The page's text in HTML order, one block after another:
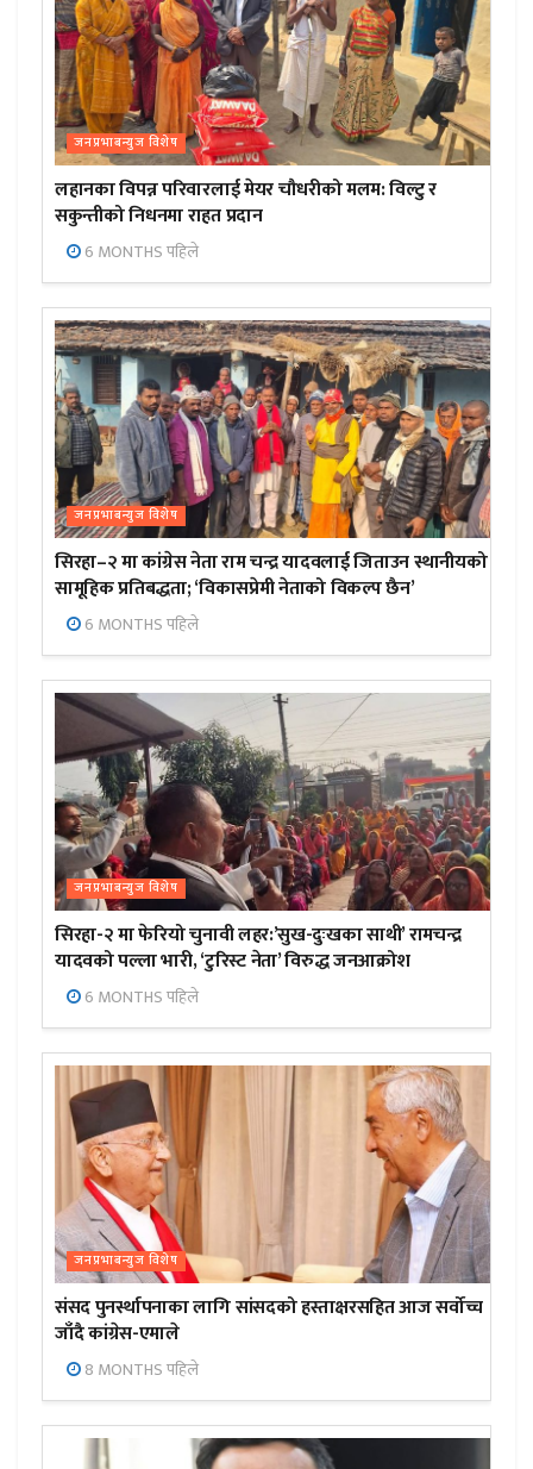
जनप्रभाबन्युज विशेष
लहानका विपन्न परिवारलाई मेयर चौधरीको मलम: विल्टु र
सकुन्तीको निधनमा राहत प्रदान
6 MONTHS पहिले
जनप्रभाबन्युज विशेष
सिरहा–२ मा कांग्रेस नेता राम चन्द्र यादवलाई जिताउन स्थानीयको
सामूहिक प्रतिबद्धता; ‘विकासप्रेमी नेताको विकल्प छैन’
6 MONTHS पहिले
जनप्रभाबन्युज विशेष
सिरहा-२ मा फेरियो चुनावी लहर:’सुख-दुःखका साथी’ रामचन्द्र
यादवको पल्ला भारी, ‘टुरिस्ट नेता’ विरुद्ध जनआक्रोश
6 MONTHS पहिले
जनप्रभाबन्युज विशेष
संसद पुनर्स्थापनाका लागि सांसदको हस्ताक्षरसहित आज सर्वोच्च
जाँदै कांग्रेस-एमाले
8 MONTHS पहिले